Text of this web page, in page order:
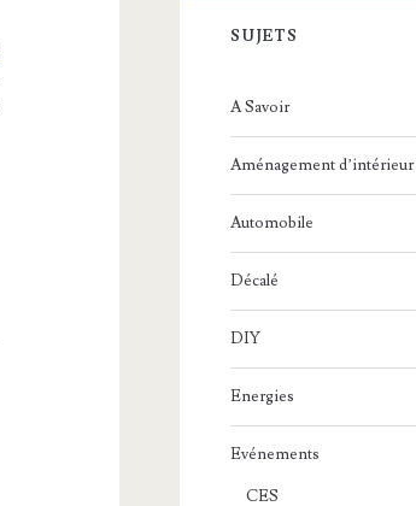
SUJETS
A Savoir
Aménagement d’intérieur
Automobile
Décalé
DIY
Energies
Evénements
CES